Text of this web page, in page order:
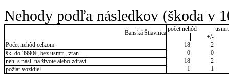
Nehody podľa následkov (škoda v
Banská Štiavnica
počet nehôd
+/-
Počet nehôd celkom
18
2
šk. do 3990€, bez usmrt., zran.
0
0
neh. s násl. na živote alebo zdraví
18
2
požiar vozidiel
1 1